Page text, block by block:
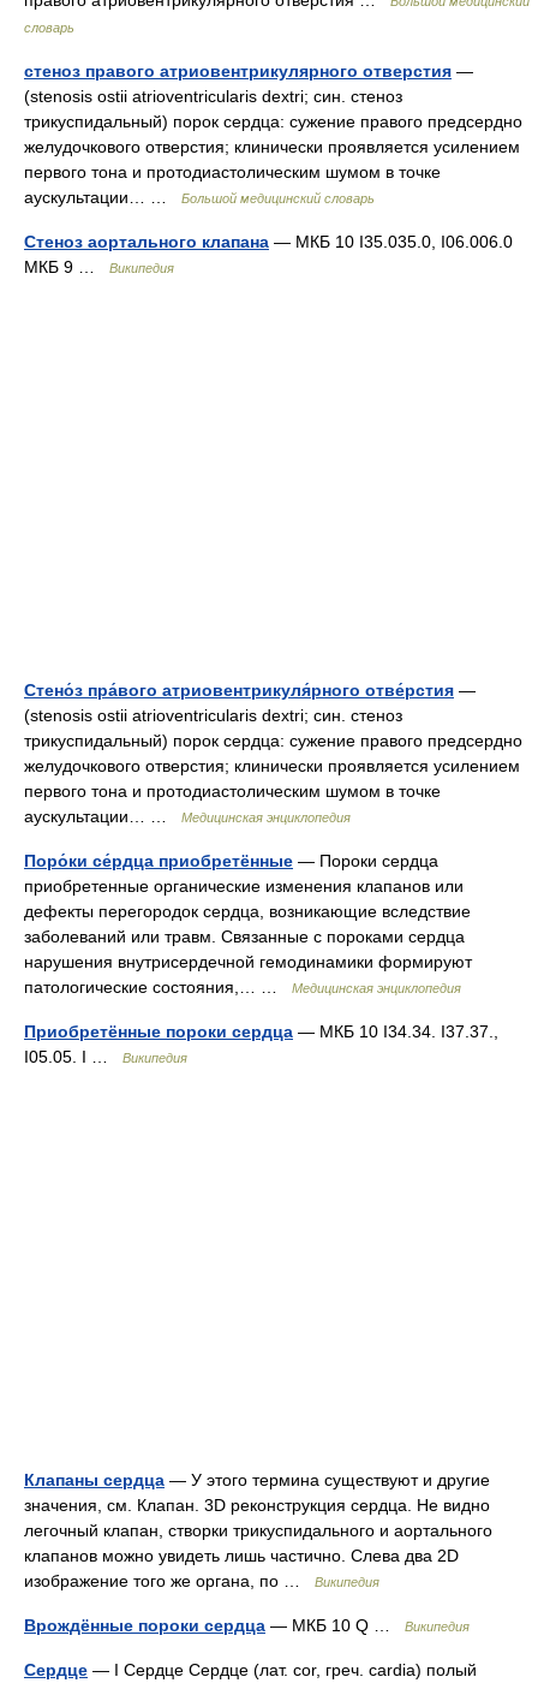
словарь
стеноз правого атриовентрикулярного отверстия —
(stenosis ostii atrioventricularis dextri; син. стеноз
трикуспидальный) порок сердца: сужение правого предсердно
желудочкового отверстия; клинически проявляется усилением
первого тона и протодиастолическим шумом в точке
аускультации… …
Большой медицинский словарь
Стеноз аортального клапана — МКБ 10 I35.035.0, I06.006.0
МКБ 9 …
Википедия
Стено́з пра́вого атриовентрикуля́рного отве́рстия —
(stenosis ostii atrioventricularis dextri; син. стеноз
трикуспидальный) порок сердца: сужение правого предсердно
желудочкового отверстия; клинически проявляется усилением
первого тона и протодиастолическим шумом в точке
аускультации… …
Медицинская энциклопедия
Поро́ки се́рдца приобретённые — Пороки сердца
приобретенные органические изменения клапанов или
дефекты перегородок сердца, возникающие вследствие
заболеваний или травм. Связанные с пороками сердца
нарушения внутрисердечной гемодинамики формируют
патологические состояния,… …
Медицинская энциклопедия
Приобретённые пороки сердца — МКБ 10 I34.34. I37.37.,
I05.05. I …
Википедия
Клапаны сердца — У этого термина существуют и другие
значения, см. Клапан. 3D реконструкция сердца. Не видно
легочный клапан, створки трикуспидального и аортального
клапанов можно увидеть лишь частично. Слева два 2D
изображение того же органа, по …
Википедия
Врождённые пороки сердца — МКБ 10 Q … Википедия
Сердце — I Сердце Сердце (лат. соr, греч. cardia) полый